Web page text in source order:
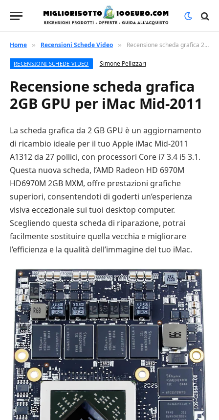
Home » Recensioni Schede Video » Recensione scheda grafica 2GB GPU per iMac Mid-2011
RECENSIONI SCHEDE VIDEO Simone Pellizzari
Recensione scheda grafica
2GB GPU per iMac Mid-2011
La scheda grafica da 2 GB GPU è un aggiornamento
di ricambio ideale per il tuo Apple iMac Mid-2011
A1312 da 27 pollici, con processori Core i7 3.4 i5 3.1.
Questa nuova scheda, l’AMD Radeon HD 6970M
HD6970M 2GB MXM, offre prestazioni grafiche
superiori, consentendoti di goderti un’esperienza
visiva eccezionale sui tuoi desktop computer.
Scegliendo questa scheda di riparazione, potrai
facilmente sostituire quella vecchia e migliorare
l’efficienza e la qualità dell’immagine del tuo iMac.